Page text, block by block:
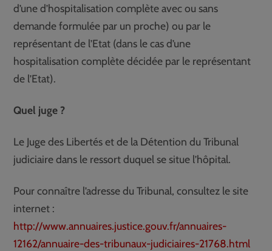
d’une d’hospitalisation complète avec ou sans
demande formulée par un proche) ou par le
représentant de l’Etat (dans le cas d’une
hospitalisation complète décidée par le représentant
de l’Etat).
Quel juge ?
Le Juge des Libertés et de la Détention du Tribunal
judiciaire dans le ressort duquel se situe l’hôpital.
Pour connaître l’adresse du Tribunal, consultez le site
internet :
http://www.annuaires.justice.gouv.fr/annuaires-
12162/annuaire-des-tribunaux-judiciaires-21768.html